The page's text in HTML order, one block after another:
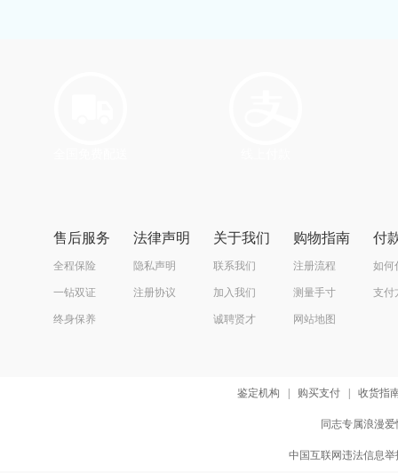
售后服务
全程保险
一钻双证
终身保养
法律声明
隐私声明
注册协议
关于我们
联系我们
加入我们
诚聘贤才
购物指南
注册流程
测量手寸
网站地图
付
如何
支付
鉴定机构 购买支付 收货指
同志专属浪漫
中国互联网违法信息